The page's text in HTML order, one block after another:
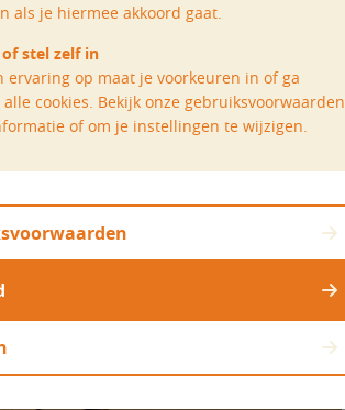
als je hiermee akkoord gaat.
stel zelf in
ervaring op maat je voorkeuren in of ga
cookies. Bekijk onze gebruiksvoorwaarden
of om je instellingen te wijzigen.